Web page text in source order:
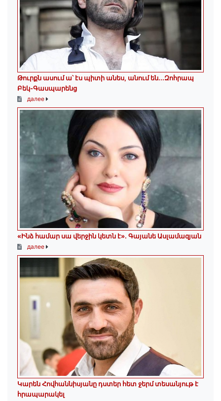
Թուրքն ասում ա՝ էս պիտի անես, անում են․․․Զոհրապ
Բեկ-Գասպարենց
далее
«Ինձ համար սա վերջին կետն է»․ Գայանե Ասլամազյան
далее
Կարեն Հովհաննիսյանը դստեր հետ ջերմ տեսանյութ է
հրապարակել